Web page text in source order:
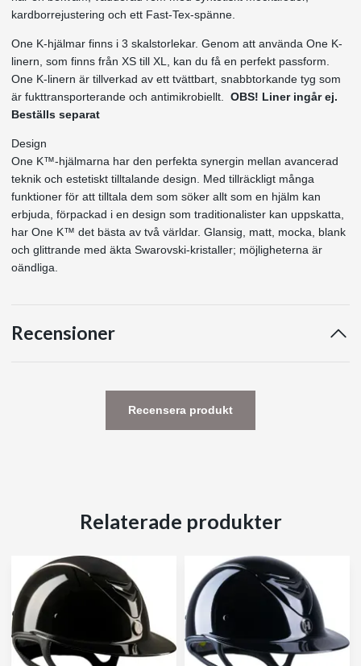
kardborrejustering och ett Fast-Tex-spänne.
One K-hjälmar finns i 3 skalstorlekar. Genom att använda One K-
linern, som finns från XS till XL, kan du få en perfekt passform.
One K-linern är tillverkad av ett tvättbart, snabbtorkande tyg som
är fukttransporterande och antimikrobiellt.
OBS! Liner ingår ej.
Beställs separat
Design
One K™-hjälmarna har den perfekta synergin mellan avancerad
teknik och estetiskt tilltalande design. Med tillräckligt många
funktioner för att tilltala dem som söker allt som en hjälm kan
erbjuda, förpackad i en design som traditionalister kan uppskatta,
har One K™ det bästa av två världar. Glansig, matt, mocka, blank
och glittrande med äkta Swarovski-kristaller; möjligheterna är
oändliga.
Recensioner
Recensera produkt
Relaterade produkter